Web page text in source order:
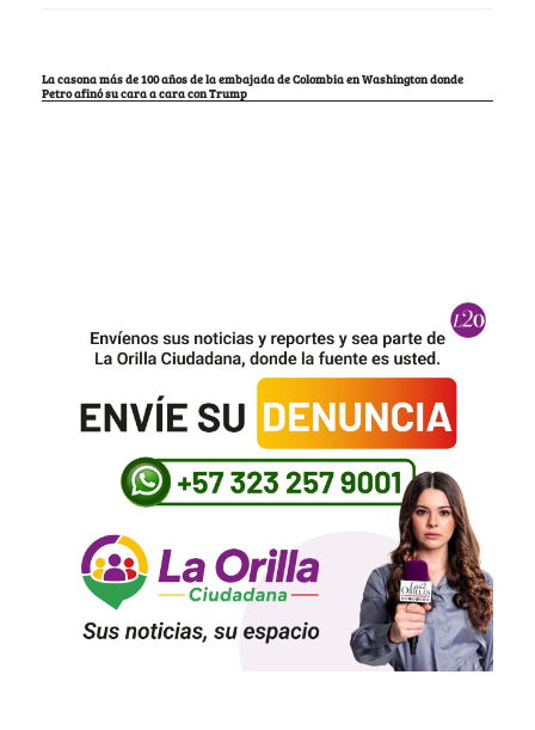
La casona más de 100 años de la embajada de Colombia en Washington donde
Petro afinó su cara a cara con Trump